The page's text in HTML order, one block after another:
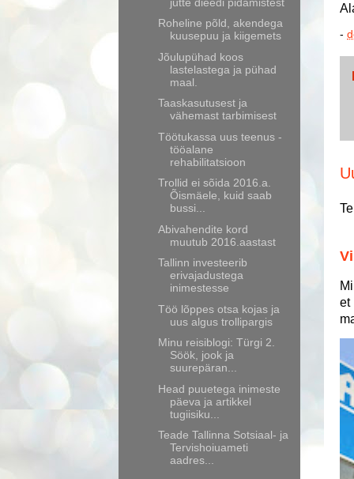
-
et
Roheline põld, akendega
kuusepuu ja kiigemets
Jõulupühad koos
lastelastega ja pühad
maal.
Taaskasutusest ja
vähemast tarbimisest
Töötukassa uus teenus -
tööalane
rehabilitatsioon
Trollid ei sõida 2016.a.
Õismäele, kuid saab
bussi...
Abivahendite kord
muutub 2016.aastast
Tallinn investeerib
erivajadustega
inimestesse
Töö lõppes otsa kojas ja
uus algus trollipargis
Minu reisiblogi: Türgi 2.
Söök, jook ja
suurepäran...
Head puuetega inimeste
päeva ja artikkel
tugiisiku...
Teade Tallinna Sotsiaal- ja
Tervishoiuameti
aadres...